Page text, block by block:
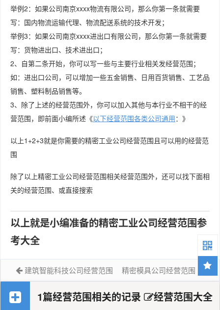
举例2：如果公司南京xxxx物流有限公司，那么你第一条就需要
写：国内物流运输代理、物流配送系统的技术开发；
举例3：如果公司南京xxxx进出口有限公司，那么你第一条就需要
写：货物进出口、技术进出口；
2、自第二条开始，你可以写一些与主要行业相关发经营范围；
如：进出口公司，可以增加一些五金销售、日用百货销售、工艺品
销售、塑料制品销售等。
3、除了上述的经营范围外，你可以加入其他与本行业不相干的经
营范围，即前面小编所述《以下经营范围各类公司通用：》
以上1+2+3就是你需要的精密工业公司经营范围且可以用的经营范
围
除了以上精密工业公司经营范围相关经营范围外，还可以找下面相
关的经营范围、或直接搜索
以上就是小编准备的精密工业公司经营范围参
考大全
建筑智能科技公司经营范围 精密模具公司经营范围
1篇经营范围相关的记录 经营范围大全